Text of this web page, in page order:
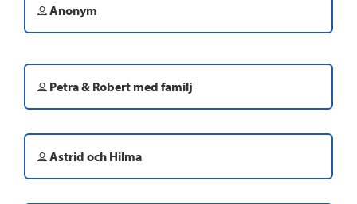
Anonym
Petra & Robert med familj
Astrid och Hilma